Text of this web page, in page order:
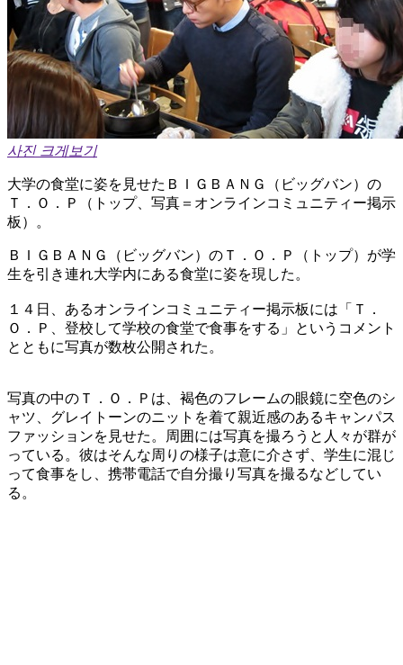
사진 크게보기
大学の食堂に姿を見せたＢＩＧＢＡＮＧ（ビッグバン）の
Ｔ．Ｏ．Ｐ（トップ、写真＝オンラインコミュニティー掲示
板）。
ＢＩＧＢＡＮＧ（ビッグバン）のＴ．Ｏ．Ｐ（トップ）が学
生を引き連れ大学内にある食堂に姿を現した。
１４日、あるオンラインコミュニティー掲示板には「Ｔ．
Ｏ．Ｐ、登校して学校の食堂で食事をする」というコメント
とともに写真が数枚公開された。
写真の中のＴ．Ｏ．Ｐは、褐色のフレームの眼鏡に空色のシ
ャツ、グレイトーンのニットを着て親近感のあるキャンパス
ファッションを見せた。周囲には写真を撮ろうと人々が群が
っている。彼はそんな周りの様子は意に介さず、学生に混じ
って食事をし、携帯電話で自分撮り写真を撮るなどしてい
る。